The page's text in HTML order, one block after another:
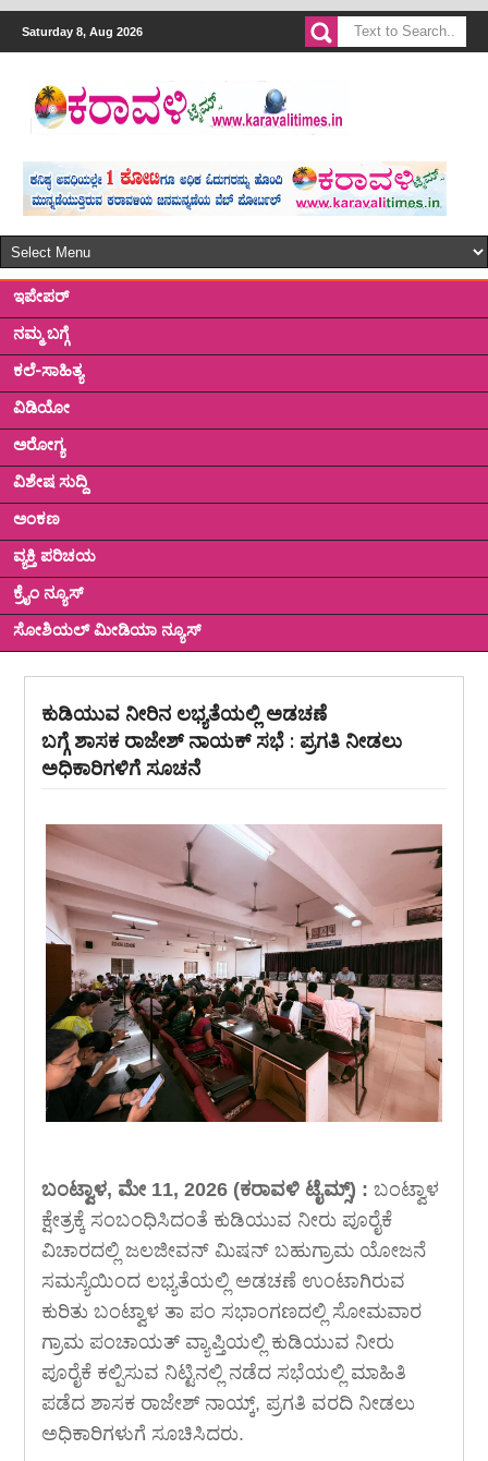
Saturday 8, Aug 2026
ಇಪೇಪರ್
ನಮ್ಮ ಬಗ್ಗೆ
ಕಲೆ-ಸಾಹಿತ್ಯ
ವಿಡಿಯೋ
ಅರೋಗ್ಯ
ವಿಶೇಷ ಸುದ್ದಿ
ಅಂಕಣ
ವ್ಯಕ್ತಿ ಪರಿಚಯ
ಕ್ರೈಂ ನ್ಯೂಸ್
ಸೋಶಿಯಲ್ ಮೀಡಿಯಾ ನ್ಯೂಸ್
ಕುಡಿಯುವ ನೀರಿನ ಲಭ್ಯತೆಯಲ್ಲಿ ಅಡಚಣೆ
ಬಗ್ಗೆ ಶಾಸಕ ರಾಜೇಶ್ ನಾಯಕ್ ಸಭೆ : ಪ್ರಗತಿ ನೀಡಲು
ಅಧಿಕಾರಿಗಳಿಗೆ ಸೂಚನೆ
ಬಂಟ್ವಾಳ, ಮೇ 11, 2026 (ಕರಾವಳಿ ಟೈಮ್ಸ್) : ಬಂಟ್ವಾಳ
ಕ್ಷೇತ್ರಕ್ಕೆ ಸಂಬಂಧಿಸಿದಂತೆ ಕುಡಿಯುವ ನೀರು ಪೂರೈಕೆ
ವಿಚಾರದಲ್ಲಿ ಜಲಜೀವನ್ ಮಿಷನ್ ಬಹುಗ್ರಾಮ ಯೋಜನೆ
ಸಮಸ್ಯೆಯಿಂದ ಲಭ್ಯತೆಯಲ್ಲಿ ಅಡಚಣೆ ಉಂಟಾಗಿರುವ
ಕುರಿತು ಬಂಟ್ವಾಳ ತಾ ಪಂ ಸಭಾಂಗಣದಲ್ಲಿ ಸೋಮವಾರ
ಗ್ರಾಮ ಪಂಚಾಯತ್ ವ್ಯಾಪ್ತಿಯಲ್ಲಿ ಕುಡಿಯುವ ನೀರು
ಪೂರೈಕೆ ಕಲ್ಪಿಸುವ ನಿಟ್ಟಿನಲ್ಲಿ ನಡೆದ ಸಭೆಯಲ್ಲಿ ಮಾಹಿತಿ
ಪಡೆದ ಶಾಸಕ ರಾಜೇಶ್ ನಾಯ್ಕ್, ಪ್ರಗತಿ ವರದಿ ನೀಡಲು
ಅಧಿಕಾರಿಗಳುಗೆ ಸೂಚಿಸಿದರು.